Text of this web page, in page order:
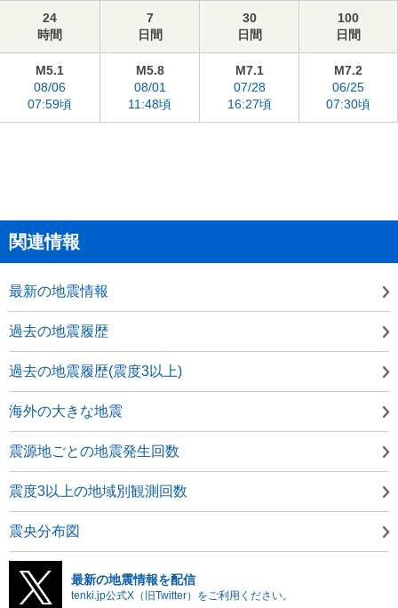
24
時間
7
日間
30
日間
100
日間
M5.1
08/06
07:59頃
M5.8
08/01
11:48頃
M7.1
07/28
16:27頃
M7.2
06/25
07:30頃
関連情報
最新の地震情報
過去の地震履歴
過去の地震履歴(震度3以上)
海外の大きな地震
震源地ごとの地震発生回数
震度3以上の地域別観測回数
震央分布図
最新の地震情報を配信
tenki.jp公式X（旧Twitter）をご利用ください。